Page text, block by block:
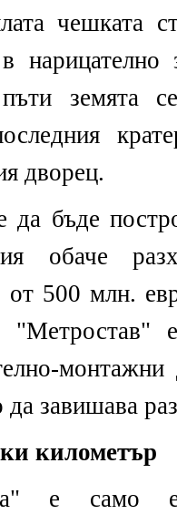
чешката
земята
дворец.
да бъде
обаче
от 500 млн.
"Метростав"
завишава
километър
е само